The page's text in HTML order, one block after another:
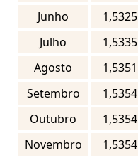
Junho
1,5325
Julho
1,5335
Agosto
1,5351
Setembro
1,5354
Outubro
1,5354
Novembro
1,5354